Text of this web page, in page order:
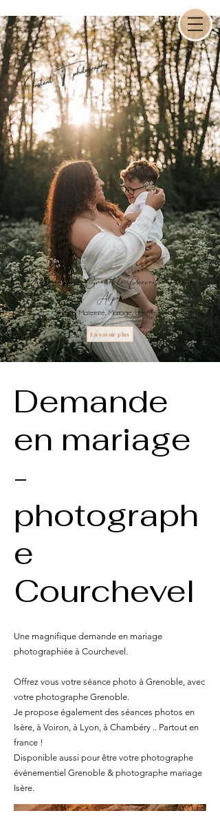
Photographe à Grenoble, Provence,Rhône-
Alpes
Famille, Maternité, Mariage, Lifestyle
En savoir plus
Demande
en mariage
-
photograph
e
Courchevel
Une magnifique demande en mariage
photographiée à Courchevel.
Offrez vous votre séance photo à Grenoble, avec
votre photographe Grenoble.
Je propose également des séances photos en
Isère, à Voiron, à Lyon, à Chambéry .. Partout en
france !
Disponible aussi pour être votre photographe
événementiel Grenoble & photographe mariage
Isère.